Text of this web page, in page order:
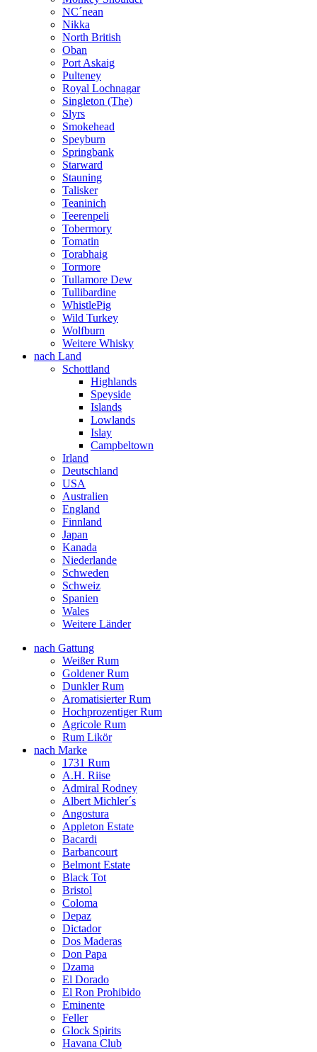
NC´nean
Nikka
North British
Oban
Port Askaig
Pulteney
Royal Lochnagar
Singleton (The)
Slyrs
Smokehead
Speyburn
Springbank
Starward
Stauning
Talisker
Teaninich
Teerenpeli
Tobermory
Tomatin
Torabhaig
Tormore
Tullamore Dew
Tullibardine
WhistlePig
Wild Turkey
Wolfburn
Weitere Whisky
nach Land
Schottland
Highlands
Speyside
Islands
Lowlands
Islay
Campbeltown
Irland
Deutschland
USA
Australien
England
Finnland
Japan
Kanada
Niederlande
Schweden
Schweiz
Spanien
Wales
Weitere Länder
nach Gattung
Weißer Rum
Goldener Rum
Dunkler Rum
Aromatisierter Rum
Hochprozentiger Rum
Agricole Rum
Rum Likör
nach Marke
1731 Rum
A.H. Riise
Admiral Rodney
Albert Michler´s
Angostura
Appleton Estate
Bacardi
Barbancourt
Belmont Estate
Black Tot
Bristol
Coloma
Depaz
Dictador
Dos Maderas
Don Papa
Dzama
El Dorado
El Ron Prohibido
Eminente
Feller
Glock Spirits
Havana Club